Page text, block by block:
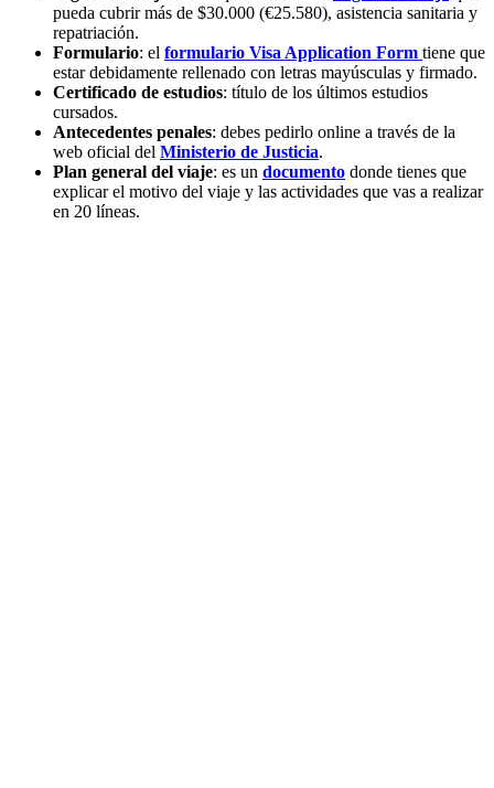
pueda cubrir más de $30.000 (€25.580), asistencia sanitaria y
repatriación.
Formulario: el formulario Visa Application Form tiene que
estar debidamente rellenado con letras mayúsculas y firmado.
Certificado de estudios: título de los últimos estudios
cursados.
Antecedentes penales: debes pedirlo online a través de la
web oficial del Ministerio de Justicia.
Plan general del viaje: es un documento donde tienes que
explicar el motivo del viaje y las actividades que vas a realizar
en 20 líneas.